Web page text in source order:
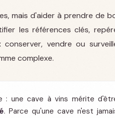
mais d'aider à prendre de
les références clés,
vendre ou
complexe.
: une cave à vins mérite
. Parce qu'une cave n'est